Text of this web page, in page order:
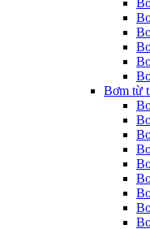
Bơm từ